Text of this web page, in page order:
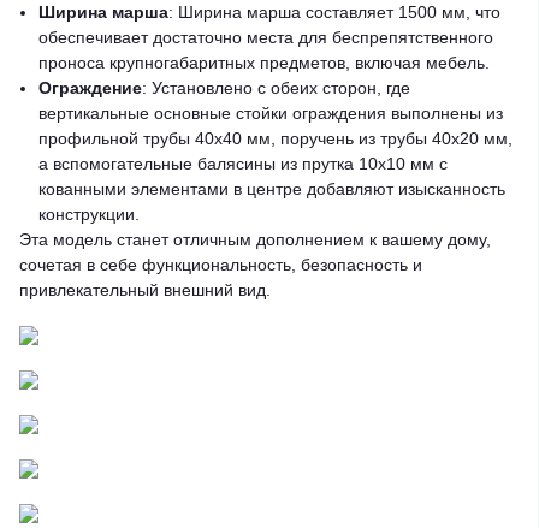
Ширина марша: Ширина марша составляет 1500 мм, что
обеспечивает достаточно места для беспрепятственного
проноса крупногабаритных предметов, включая мебель.
Ограждение: Установлено с обеих сторон, где
вертикальные основные стойки ограждения выполнены из
профильной трубы 40х40 мм, поручень из трубы 40х20 мм,
а вспомогательные балясины из прутка 10х10 мм с
кованными элементами в центре добавляют изысканность
конструкции.
Эта модель станет отличным дополнением к вашему дому,
сочетая в себе функциональность, безопасность и
привлекательный внешний вид.